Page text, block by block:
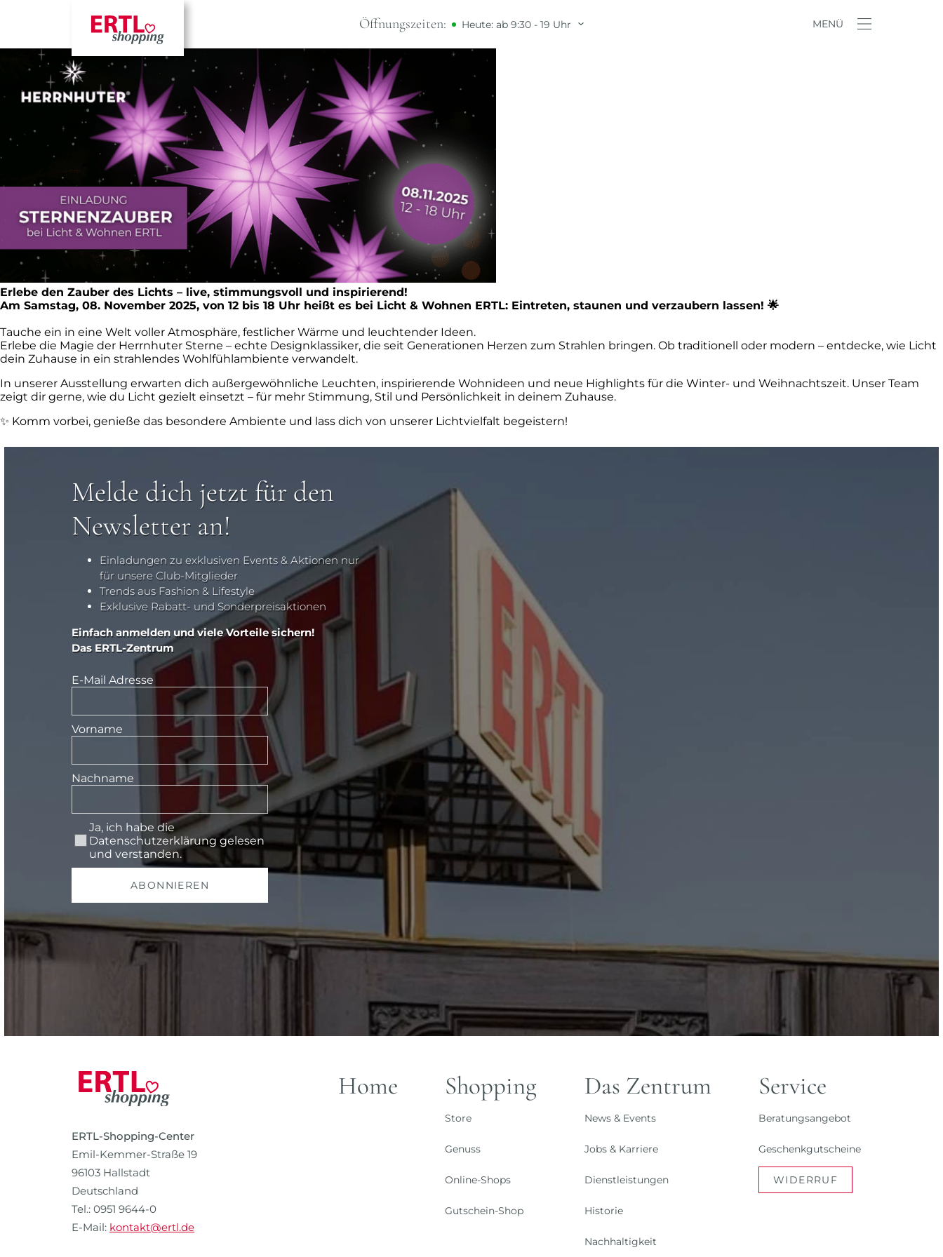
Öffnungszeiten: Heute: ab 9:30 - 19 Uhr MENÜ
✨ Sternenzauber bei Licht & Wohnen ERTL
Erlebe den Zauber des Lichts – live, stimmungsvoll und inspirierend!
Am Samstag, 08. November 2025, von 12 bis 18 Uhr heißt es bei Licht & Wohnen ERTL: Eintreten, staunen und verzaubern lassen! 🌟
Tauche ein in eine Welt voller Atmosphäre, festlicher Wärme und leuchtender Ideen.
Erlebe die Magie der Herrnhuter Sterne – echte Designklassiker, die seit Generationen Herzen zum Strahlen bringen. Ob traditionell oder modern – entdecke, wie Licht
dein Zuhause in ein strahlendes Wohlfühlambiente verwandelt.
In unserer Ausstellung erwarten dich außergewöhnliche Leuchten, inspirierende Wohnideen und neue Highlights für die Winter- und Weihnachtszeit. Unser Team
zeigt dir gerne, wie du Licht gezielt einsetzt – für mehr Stimmung, Stil und Persönlichkeit in deinem Zuhause.
✨ Komm vorbei, genieße das besondere Ambiente und lass dich von unserer Lichtvielfalt begeistern!
Melde dich jetzt für den
Newsletter an!
Einladungen zu exklusiven Events & Aktionen nur
für unsere Club-Mitglieder
Trends aus Fashion & Lifestyle
Exklusive Rabatt- und Sonderpreisaktionen
Einfach anmelden und viele Vorteile sichern!
Das ERTL-Zentrum
E-Mail Adresse
Vorname
Nachname
Ja, ich habe die
Datenschutzerklärunggelesen
und verstanden.
ABONNIEREN
ERTL-Shopping-Center
Emil-Kemmer-Straße 19
96103 Hallstadt
Deutschland
Tel.: 0951 9644-0
E-Mail: kontakt@ertl.de
Home Shopping
Store
Genuss
Online-Shops
Gutschein-Shop
Das Zentrum
News & Events
Jobs & Karriere
Dienstleistungen
Historie
Nachhaltigkeit
Service
Beratungsangebot
Geschenkgutscheine
WIDERRUF